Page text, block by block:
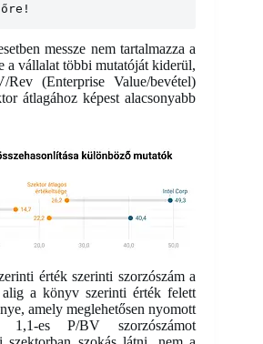
messze nem tartalmazza a
a vállalat többi mutatóját kiderül,
(Enterprise Value/bevétel)
átlagához képest alacsonyabb
érték szerinti szorzószám a
a könyv szerinti érték felett
amely meglehetősen nyomott
1,1-es P/BV szorzószámot